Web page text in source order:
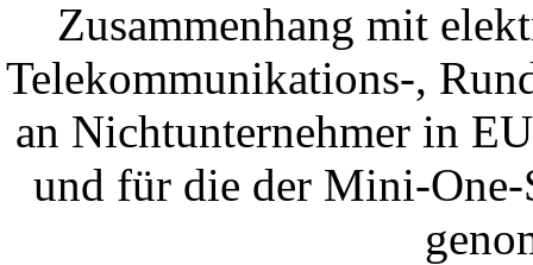
Zusammenhang mit
Telekommunikations-,
an Nichtunternehmer in
und für die der Mini-